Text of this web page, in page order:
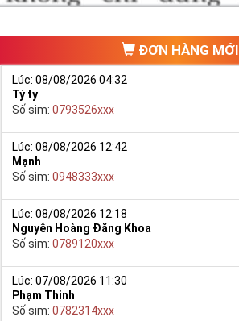
ĐƠN HÀNG MỚI
Lúc: 08/08/2026 04:32
Tý ty
Số sim: 0793526xxx
Lúc: 08/08/2026 12:42
Mạnh
Số sim: 0948333xxx
Lúc: 08/08/2026 12:18
Nguyễn Hoàng Đăng Khoa
Số sim: 0789120xxx
Lúc: 07/08/2026 11:30
Phạm Thinh
Số sim: 0782314xxx